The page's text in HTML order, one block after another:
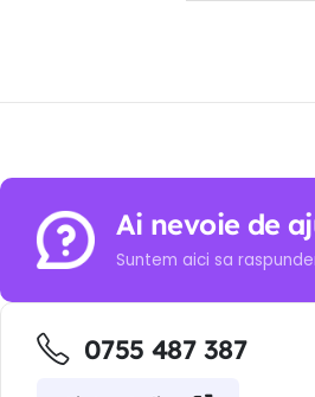
Ai nevoie de
Suntem aici sa
0755 487 387